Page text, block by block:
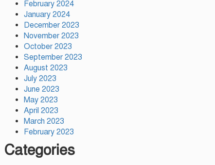
February 2024
January 2024
December 2023
November 2023
October 2023
September 2023
August 2023
July 2023
June 2023
May 2023
April 2023
March 2023
February 2023
Categories